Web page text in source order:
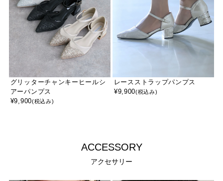
グリッターチャンキーヒールシ
アーパンプス
¥9,900(税込み)
レースストラップパンプス
¥9,900(税込み)
ACCESSORY
アクセサリー